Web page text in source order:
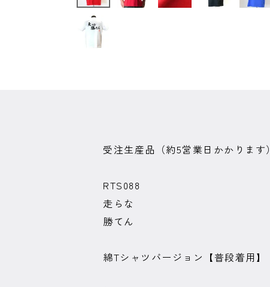
受注生産品（約5営業日かかります）
RTS088
走らな
勝てん
綿Tシャツバージョン【普段着用】